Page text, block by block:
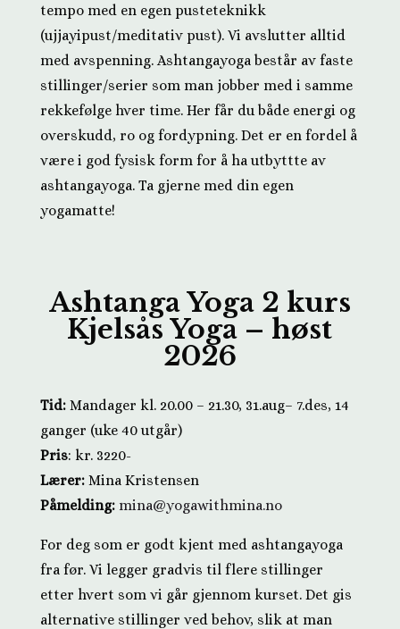
tempo med en egen pusteteknikk
(ujjayipust/meditativ pust). Vi avslutter alltid
med avspenning. Ashtangayoga består av faste
stillinger/serier som man jobber med i samme
rekkefølge hver time. Her får du både energi og
overskudd, ro og fordypning.Det er en fordel å
være i god fysisk form for å ha utbyttte av
ashtangayoga. Ta gjerne med din egen
yogamatte!
Ashtanga Yoga 2 kurs
Kjelsås Yoga – høst
2026
Tid:Mandager kl. 20.00 – 21.30, 31.aug– 7.des, 14
ganger (uke 40 utgår)
Pris: kr. 3220-
Lærer:Mina Kristensen
Påmelding: mina@yogawithmina.no
For deg som er godt kjent med ashtangayoga
fra før. Vi legger gradvis til flere stillinger
etter hvert som vi går gjennom kurset. Det gis
alternative stillinger ved behov, slik at man